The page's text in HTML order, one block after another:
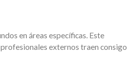
en áreas específicas. Este
externos traen consigo